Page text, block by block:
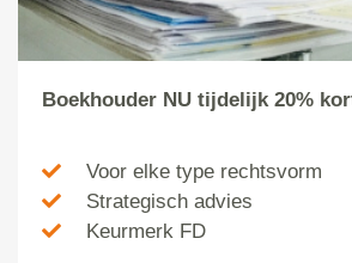
Boekhouder NU tijdelijk 20%
Voor elke type rechtsvorm
Strategisch advies
Keurmerk FD